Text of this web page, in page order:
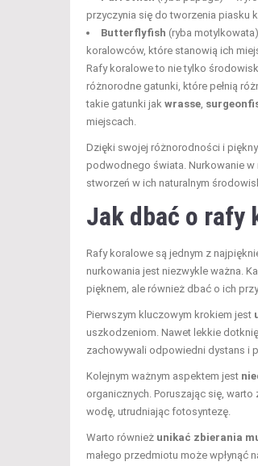
przyczynia się do tworzenia piasku
Butterflyfish (ryba
koralowców, które stanowią ich
Rafy koralowe to nie tylko
różnorodne gatunki, które pełnią
takie gatunki jak wrasse
miejscach.
Dzięki swojej różnorodności i
podwodnego świata. Nurkowanie w
stworzeń w ich naturalnym
Jak dbać o rafy
Rafy koralowe są jednym z
nurkowania jest niezwykle ważna.
pięknem, ale również dbać o ich
Pierwszym kluczowym krokiem jest
uszkodzeniom. Nawet lekkie
zachowywali odpowiedni dystans i
Kolejnym ważnym aspektem jest
organicznych. Poruszając się,
wodę, utrudniając fotosyntezę.
Warto również unikać zbierania
małego przedmiotu może wpłynąć